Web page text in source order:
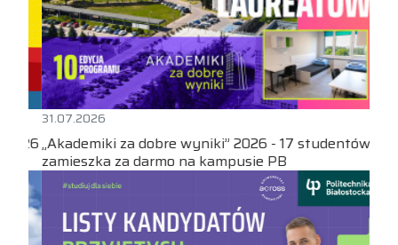
31.07.2026
„Akademiki za dobre wyniki” 2026 - 17 studentów
zamieszka za darmo na kampusie PB